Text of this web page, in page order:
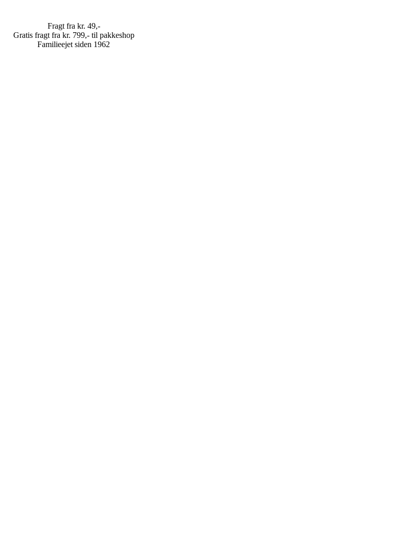
Fragt fra kr. 49,-
Gratis fragt fra kr. 799,- til pakkeshop
Familieejet siden 1962